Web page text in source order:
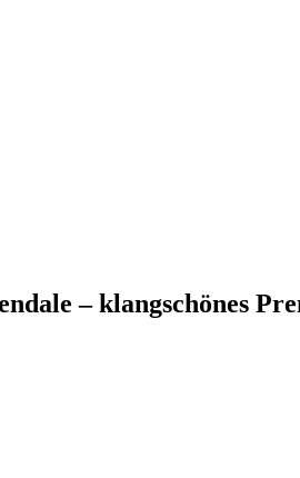
– klangschönes